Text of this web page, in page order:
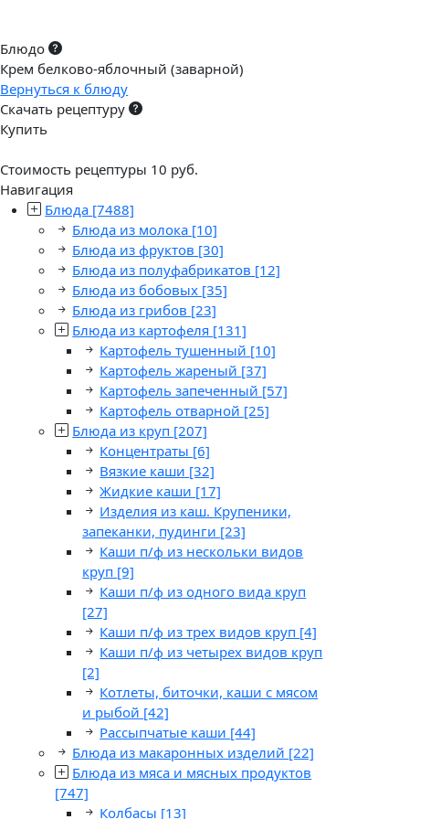
Блюдо
Крем белково-яблочный (заварной)
Вернуться к блюду
Скачать рецептуру
Купить
Стоимость рецептуры 10 руб.
Навигация
Блюда [7488]
Блюда из молока [10]
Блюда из фруктов [30]
Блюда из полуфабрикатов [12]
Блюда из бобовых [35]
Блюда из грибов [23]
Блюда из картофеля [131]
Картофель тушенный [10]
Картофель жареный [37]
Картофель запеченный [57]
Картофель отварной [25]
Блюда из круп [207]
Концентраты [6]
Вязкие каши [32]
Жидкие каши [17]
Изделия из каш. Крупеники,
запеканки, пудинги [23]
Каши п/ф из нескольки видов
круп [9]
Каши п/ф из одного вида круп
[27]
Каши п/ф из трех видов круп [4]
Каши п/ф из четырех видов круп
[2]
Котлеты, биточки, каши с мясом
и рыбой [42]
Рассыпчатые каши [44]
Блюда из макаронных изделий [22]
Блюда из мяса и мясных продуктов
[747]
Колбасы [13]